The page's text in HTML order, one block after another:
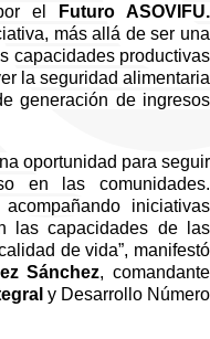
el
más allá de ser una
capacidades productivas
la seguridad alimentaria
generación de ingresos
oportunidad para seguir
en las comunidades.
iniciativas
las capacidades de las
de vida”, manifestó
Sánchez, comandante
y Desarrollo Número